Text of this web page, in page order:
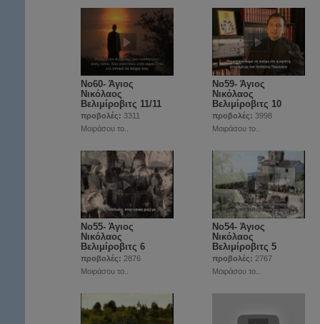
Νο60- Άγιος
Νικόλαος
Βελιμίροβιτς 11/11
προβολές: 3311
Μοιράσου το..
Νο59- Άγιος
Νικόλαος
Βελιμίροβιτς 10
προβολές: 3998
Μοιράσου το..
Νο55- Άγιος
Νικόλαος
Βελιμίροβιτς 6
προβολές: 2876
Μοιράσου το..
Νο54- Άγιος
Νικόλαος
Βελιμίροβιτς 5
προβολές: 2767
Μοιράσου το..